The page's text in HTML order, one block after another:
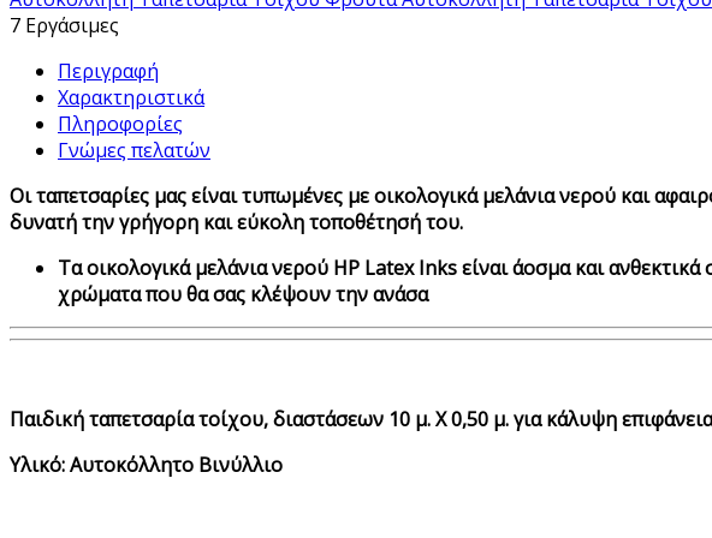
7 Εργάσιμες
Περιγραφή
Χαρακτηριστικά
Πληροφορίες
Γνώμες πελατών
Οι ταπετσαρίες μας είναι τυπωμένες με οικολογικά μελάνια νερού και
δυνατή την γρήγορη και εύκολη τοποθέτησή του.
Τα οικολογικά μελάνια νερού HP Latex Inks είναι άοσμα και
χρώματα που θα σας κλέψουν την ανάσα
Παιδική ταπετσαρία τοίχου, διαστάσεων 10 μ. Χ 0,50 μ. για κάλυψη
Υλικό: Αυτοκόλλητο Βινύλλιο